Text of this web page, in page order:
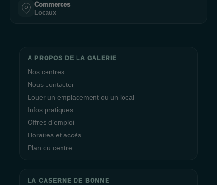
Commerces
Locaux
A PROPOS DE LA GALERIE
Nos centres
Nous contacter
Louer un emplacement ou un local
Infos pratiques
Offres d’emploi
Horaires et accès
Plan du centre
LA CASERNE DE BONNE